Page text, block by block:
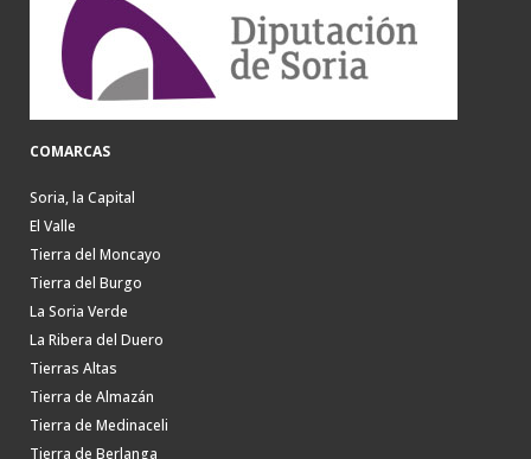
COMARCAS
Soria, la Capital
El Valle
Tierra del Moncayo
Tierra del Burgo
La Soria Verde
La Ribera del Duero
Tierras Altas
Tierra de Almazán
Tierra de Medinaceli
Tierra de Berlanga